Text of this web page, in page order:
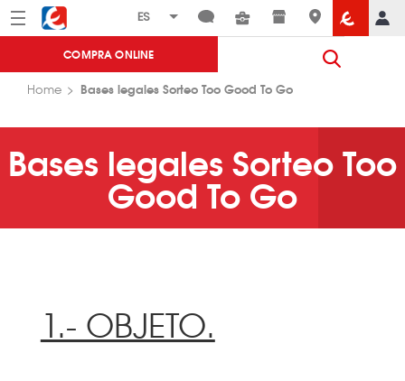
Menú Eroski
COMPRA ONLINE
Home Bases legales Sorteo Too Good To Go
Bases legales Sorteo Too
Good To Go
1.- OBJETO.